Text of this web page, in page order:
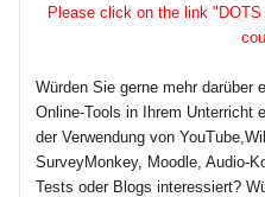
Please click on the link
Würden Sie gerne mehr darüber
Online-Tools in Ihrem Unterricht
der Verwendung von
SurveyMonkey, Moodle, Audio-
Tests oder Blogs interessiert?